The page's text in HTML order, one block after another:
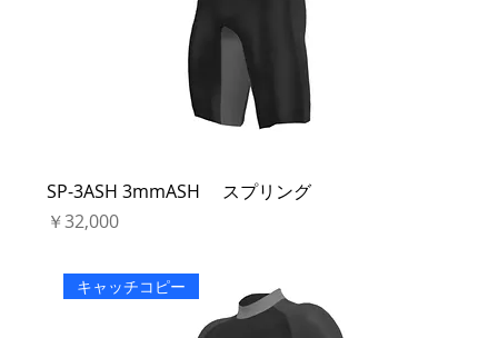
SP-3ASH 3mmASH スプリング
価格
￥32,000
キャッチコピー